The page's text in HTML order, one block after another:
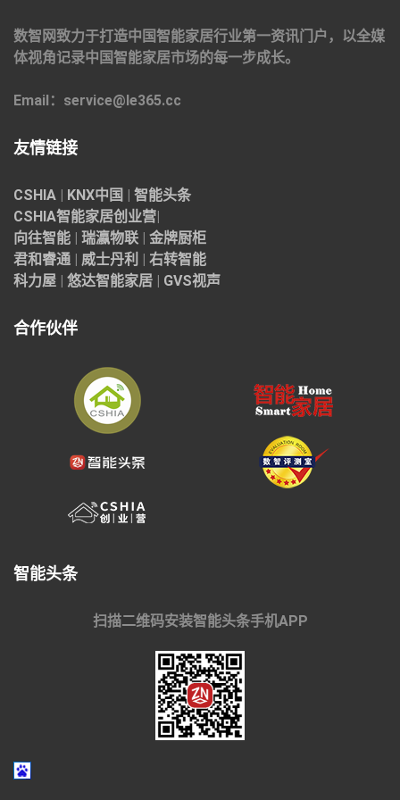
数智网致力于打造中国智能家居行业第一资讯门户，以全媒
体视角记录中国智能家居市场的每一步成长。
Email：service@le365.cc
友情链接
CSHIA | KNX中国 | 智能头条
CSHIA智能家居创业营|
向往智能 | 瑞瀛物联 | 金牌厨柜
君和睿通 | 威士丹利 | 右转智能
科力屋 | 悠达智能家居 | GVS视声
合作伙伴
智能头条
扫描二维码安装智能头条手机APP